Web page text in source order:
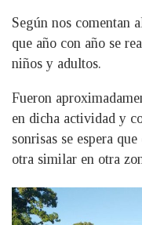
Según nos comentan
que año con año se
niños y adultos.
Fueron
en dicha actividad y
sonrisas se espera
otra similar en otra